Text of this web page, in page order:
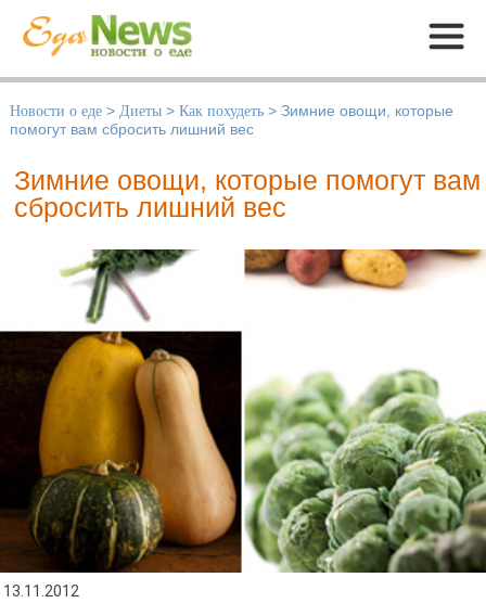
Меню
Новости о еде > Диеты > Как похудеть > Зимние овощи, которые
помогут вам сбросить лишний вес
Зимние овощи, которые помогут вам
сбросить лишний вес
13.11.2012